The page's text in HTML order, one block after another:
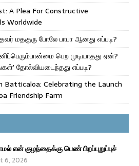
A Plea For Constructive
Worldwide
மதகுரு போலே பாபா ஆனது எப்படி?
பெற முடியாதது ஏன்?
தோல்வியடைந்தது எப்படி?
Batticaloa: Celebrating the Launch
Friendship Farm
என் குழந்தைக்கு பெண் பிறப்புறுப்புச்
6, 2026